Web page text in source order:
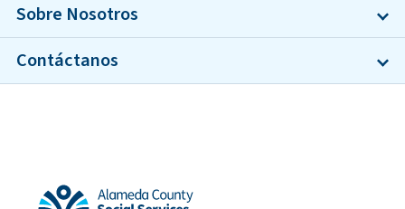
Sobre Nosotros
Contáctanos